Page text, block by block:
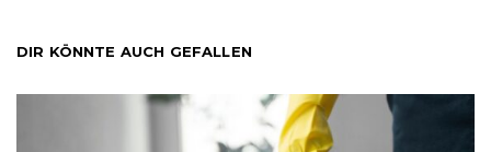
DIR KÖNNTE AUCH GEFALLEN